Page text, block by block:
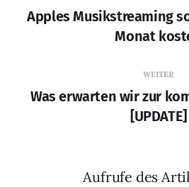
Apples Musikstreaming
Monat
WEITER
Was erwarten wir zur
[UPDATE]
Aufrufe des